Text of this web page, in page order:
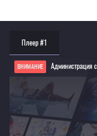
Плеер #1
ВНИМАНИЕ Администрация
Если видео не работает,
Для просмотра некоторых
Текущее воспроизведение